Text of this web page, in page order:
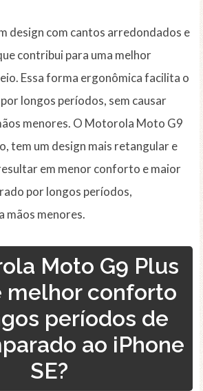
design com cantos arredondados e
contribui para uma melhor
Essa forma ergonômica facilita o
longos períodos, sem causar
menores. O Motorola Moto G9
tem um design mais retangular e
em menor conforto e maior
por longos períodos,
mãos menores.
Moto G9 Plus
melhor conforto
períodos de
ao iPhone
SE?